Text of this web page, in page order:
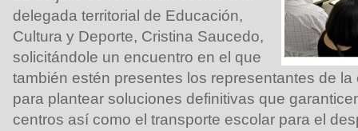
delegada territorial de Educación,
Cultura y Deporte, Cristina Saucedo,
solicitándole un encuentro en el que
también estén presentes los representantes de
para plantear soluciones definitivas que
centros así como el transporte escolar para el